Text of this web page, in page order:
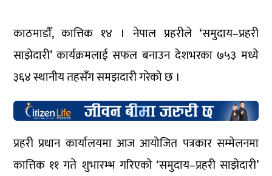
काठमाडौँ, कात्तिक १४ । नेपाल प्रहरीले ‘समुदाय–प्रहरी
साझेदारी’ कार्यक्रमलाई सफल बनाउन देशभरका ७५३ मध्ये
३६४ स्थानीय तहसँग समझदारी गरेको छ ।
प्रहरी प्रधान कार्यालयमा आज आयोजित पत्रकार सम्मेलनमा
कात्तिक ११ गते शुभारम्भ गरिएको ‘समुदाय–प्रहरी साझेदारी’